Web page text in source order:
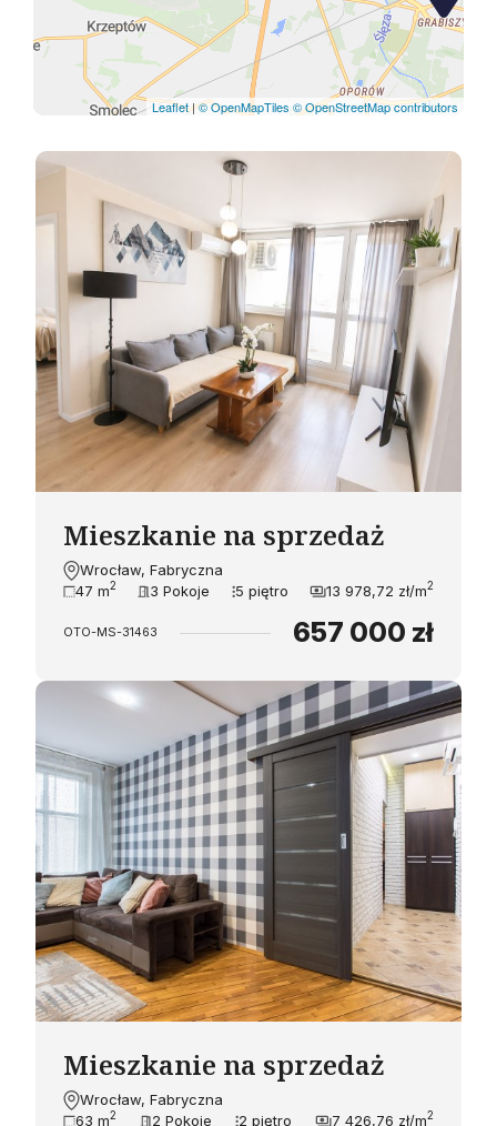
Leaflet|© OpenMapTiles © OpenStreetMap contributors
Mieszkanie na sprzedaż
Wrocław, Fabryczna
47 m2 3 Pokoje 5 piętro 13 978,72 zł/m2
OTO-MS-31463 657 000 zł
Mieszkanie na sprzedaż
Wrocław, Fabryczna
63 m2 2 Pokoje 2 piętro 7 426,76 zł/m2